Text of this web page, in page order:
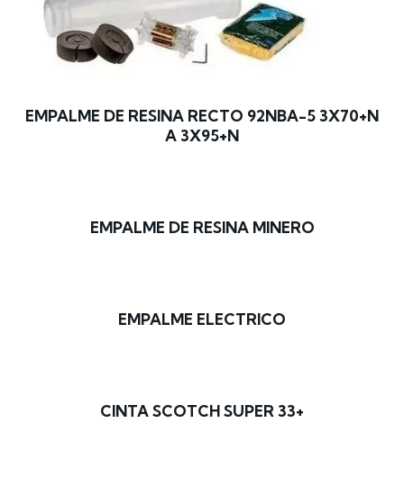
EMPALME DE RESINA RECTO 92NBA-5 3X70+N
A 3X95+N
EMPALME DE RESINA MINERO
EMPALME ELECTRICO
CINTA SCOTCH SUPER 33+